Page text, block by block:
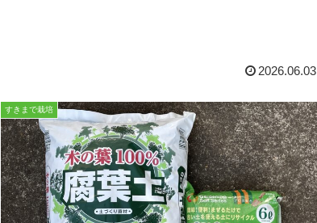
2026.06.03
すきまで栽培